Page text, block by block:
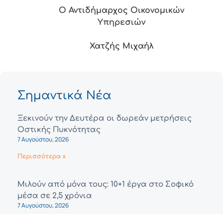
Ο Αντιδήμαρχος Οικονομικών
Υπηρεσιών
Χατζής Μιχαήλ
Σημαντικά Νέα
Ξεκινούν την Δευτέρα οι δωρεάν μετρήσεις
Οστικής Πυκνότητας
7 Αυγούστου, 2026
Περισσότερα »
Μιλούν από μόνα τους: 10+1 έργα στο Σοφικό
μέσα σε 2,5 χρόνια
7 Αυγούστου, 2026